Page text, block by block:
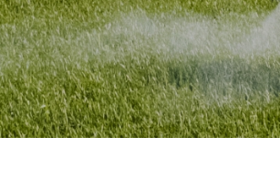
회사연
혁
오시는
길
CI 규정
윤리경
구입처
검색
도감
잡초도
감
농업 가
이드
SG뉴스
사랑의
새참을
뿌리다
사회공
헌활동